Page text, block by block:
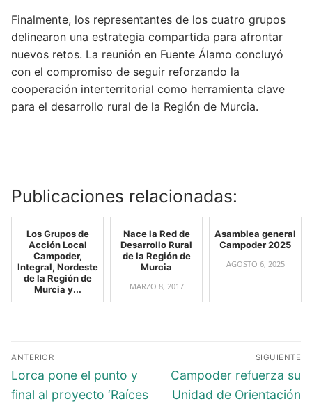
Finalmente, los representantes de los cuatro grupos
delinearon una estrategia compartida para afrontar
nuevos retos. La reunión en Fuente Álamo concluyó
con el compromiso de seguir reforzando la
cooperación interterritorial como herramienta clave
para el desarrollo rural de la Región de Murcia.
Publicaciones relacionadas:
Los Grupos de
Acción Local
Campoder,
Integral, Nordeste
de la Región de
Murcia y...
Nace la Red de
Desarrollo Rural
de la Región de
Murcia
MARZO 8, 2017
Asamblea general
Campoder 2025
AGOSTO 6, 2025
ANTERIOR
Lorca pone el punto y
final al proyecto ‘Raíces
SIGUIENTE
Campoder refuerza su
Unidad de Orientación